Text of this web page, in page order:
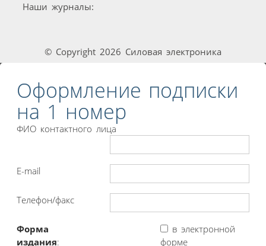
Наши журналы:
© Copyright 2026 Силовая электроника
Оформление подписки
на 1 номер
ФИО контактного лица
E-mail
Телефон/факс
Форма
издания:
в электронной
форме